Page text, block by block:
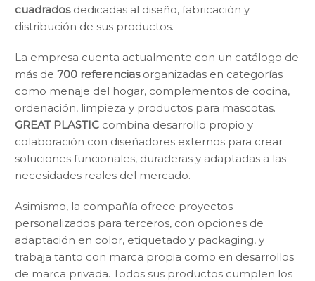
cuadradosdedicadas al diseño, fabricación y
distribución de sus productos.
La empresa cuenta actualmente con un catálogo de
más de 700 referenciasorganizadas en categorías
como menaje del hogar, complementos de cocina,
ordenación, limpieza y productos para mascotas.
GREAT PLASTIC combina desarrollo propio y
colaboración con diseñadores externos para crear
soluciones funcionales, duraderas y adaptadas a las
necesidades reales del mercado.
Asimismo, la compañía ofrece proyectos
personalizados para terceros, con opciones de
adaptación en color, etiquetado y packaging, y
trabaja tanto con marca propia como en desarrollos
de marca privada. Todos sus productos cumplen los